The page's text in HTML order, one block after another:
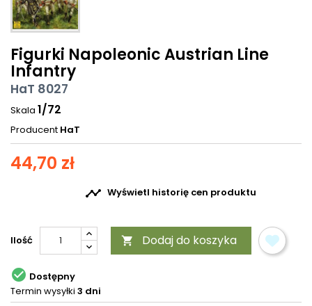
Figurki Napoleonic Austrian Line
Infantry
HaT 8027
Skala 1/72
Producent HaT
44,70 zł
 Wyświetl historię cen produktu
Ilość  Dodaj do koszyka
 Dostępny
Termin wysyłki 3 dni